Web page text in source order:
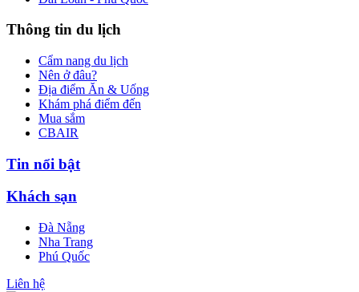
Thông tin du lịch
Cẩm nang du lịch
Nên ở đâu?
Địa điểm Ăn & Uống
Khám phá điểm đến
Mua sắm
CBAIR
Tin nổi bật
Khách sạn
Đà Nẵng
Nha Trang
Phú Quốc
Liên hệ